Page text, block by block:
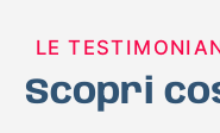
LE
Scopri